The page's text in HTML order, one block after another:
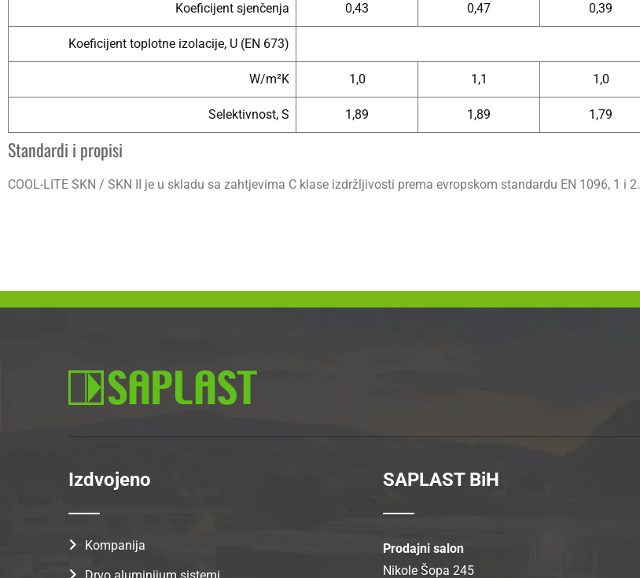
Koeficijent sjenčenja 0,43 0,47 0,39
Koeficijent toplotne izolacije, U (EN 673)
W/m²K 1,0 1,1 1,0
Selektivnost, S 1,89 1,89 1,79
Standardi i propisi
COOL-LITE SKN / SKN II je u skladu sa zahtjevima C klase izdržljivosti prema evropskom standardu EN 1096, 1 i 2.
Izdvojeno
Kompanija
SAPLAST BiH
Prodajni salon
Nikole Šopa 245